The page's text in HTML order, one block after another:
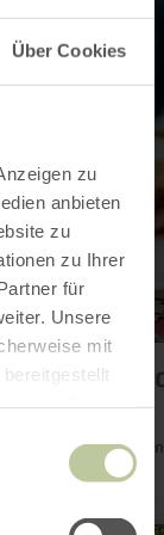
Über Cookies
zu
anbieten
zu
zu Ihrer
für
Unsere
mit
mit
dat jullie jezelf willen
of jubileum. Je
met twee van